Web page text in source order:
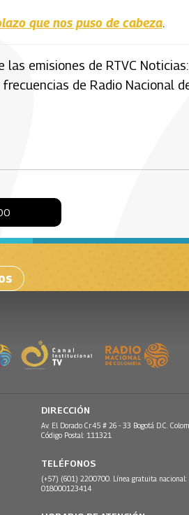
que nos puso de cabeza.
emisiones de RTVC
de Radio Nacional
DIRECCIÓN
Av. El Dorado Cr.45 # 26 - 33 Bogotá D.C.
Código Postal: 111321
TELÉFONOS
(+57) (601) 2200700. Línea gratuita nacional:
018000123414